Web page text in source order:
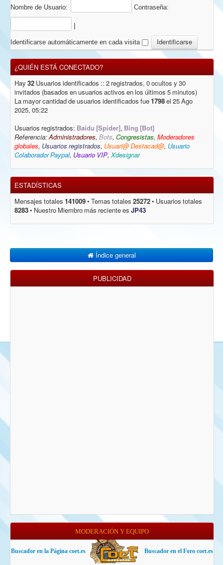
Nombre de Usuario: Contraseña:
Identificarse automáticamente en cada visita
¿QUIÉN ESTÁ CONECTADO?
Hay 32 Usuarios identificados :: 2 registrados, 0 ocultos y 30
invitados (basados en usuarios activos en los últimos 5 minutos)
La mayor cantidad de usuarios identificados fue 1798 el 25 Ago
2025, 05:22
Usuarios registrados: Baidu [Spider] , Bing [Bot]
Referencia: Administradores, Bots, Congresistas, Moderadores
globales, Usuarios registrados, Usuari@ Destacad@, Usuario
Colaborador Paypal, Usuario VIP, Xdesignar
ESTADÍSTICAS
Mensajes totales 141009 • Temas totales 25272 • Usuarios totales
8283 • Nuestro Miembro más reciente es JP43
Índice general
PUBLICIDAD
MODERACIÓN Y EQUIPO
Buscador en la Página coet.es Buscador en el Foro coet.es